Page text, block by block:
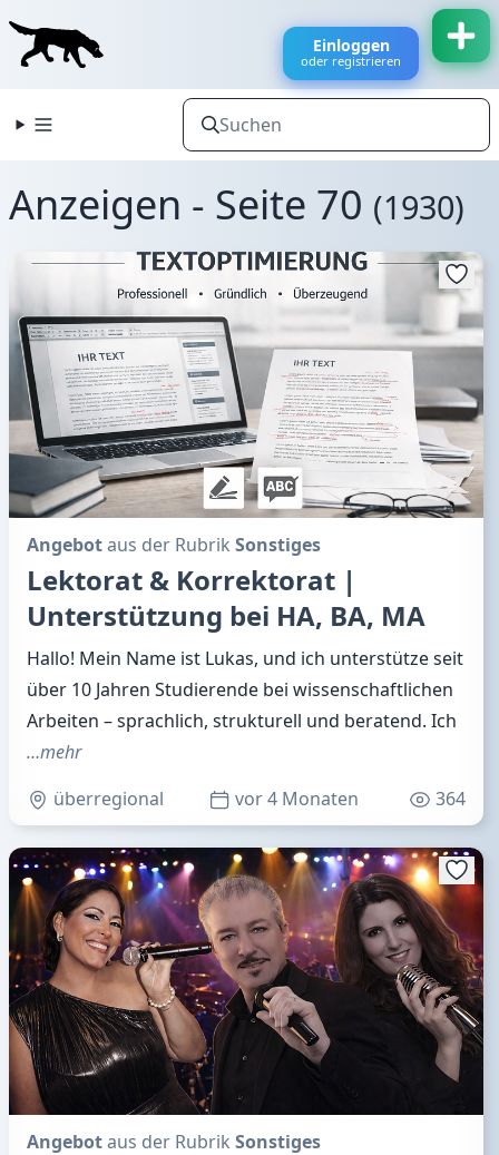
Einloggen
oder registrieren
Anzeigen - Seite 70 (1930)
Angebotaus der Rubrik Sonstiges
Lektorat & Korrektorat |
Unterstützung bei HA, BA, MA
Hallo! Mein Name ist Lukas, und ich unterstütze seit
über 10 Jahren Studierende bei wissenschaftlichen
Arbeiten – sprachlich, strukturell und beratend. Ich
…mehr
überregional
vor 4 Monaten 364
Angebotaus der Rubrik Sonstiges